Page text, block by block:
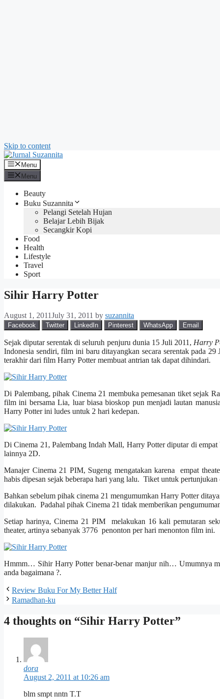
Skip to content
Menu
Menu
Beauty
Buku Suzannita
Pelangi Setelah Hujan
Belajar Lebih Bijak
Secangkir Kopi
Food
Health
Lifestyle
Travel
Sport
Sihir Harry Potter
August 1, 2011July 31, 2011 by suzannita
Facebook Twitter LinkedIn Pinterest WhatsApp Email
Sejak diputar serentak di seluruh penjuru dunia 15 Juli 2011, Harry
Indonesia sendiri, film ini baru ditayangkan secara serentak pada
terakhir dari film Harry Potter membuat antrian tak dapat dihindari.
Di Palembang, pihak Cinema 21 membuka pemesanan tiket sejak
film ini bersama Lia, luar biasa bioskop pun menjadi lautan
Harry Potter ini ludes untuk 2 hari kedepan.
Di Cinema 21, Palembang Indah Mall, Harry Potter diputar di
lainnya 2D.
Manajer Cinema 21 PIM, Sugeng mengatakan karena empat
habis dipesan sejak beberapa hari yang lalu. Tiket untuk pertunjukan
Bahkan sebelum pihak cinema 21 mengumumkan Harry Potter
dilakukan. Padahal pihak Cinema 21 tidak memberikan
Setiap harinya, Cinema 21 PIM melakukan 16 kali pemutaran
theater, artinya sebanyak 3776 penonton per hari menonton film ini.
Hmmm… Sihir Harry Potter benar-benar manjur nih… Umumnya
anda bagaimana ?.
Review Buku For My Better Half
Ramadhan-ku
4 thoughts on “Sihir Harry Potter”
dora
August 2, 2011 at 10:26 am
blm smpt nntn T.T